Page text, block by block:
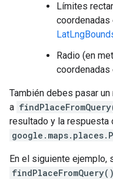
Límites
coordenadas
Radio (en
También debes pasar
a
resultado y la respuesta
En el siguiente ejemplo,
findPlaceFromQuery()